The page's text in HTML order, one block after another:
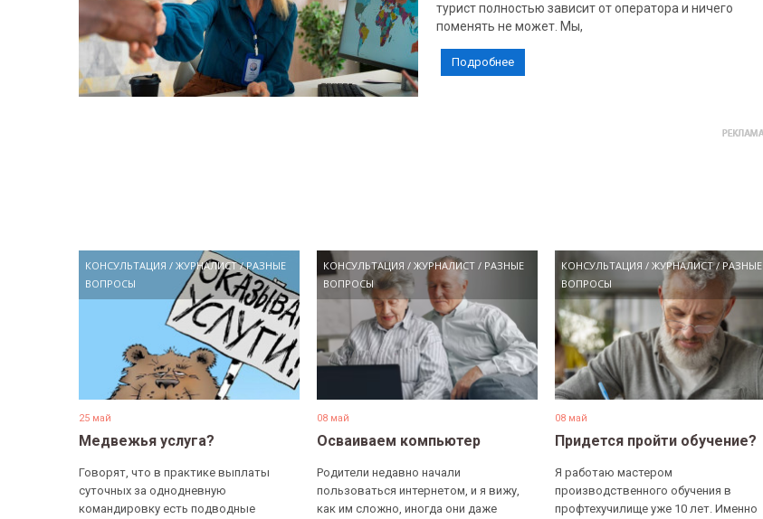
турист полностью зависит от оператора и ничего
поменять не может. Мы,
Подробнее
КОНСУЛЬТАЦИЯ / ЖУРНАЛИСТ/РАЗНЫЕ
ВОПРОСЫ
25 май
Медвежья услуга?
Говорят, что в практике выплаты
суточных за однодневную
командировку есть подводные
КОНСУЛЬТАЦИЯ /ЖУРНАЛИСТ / РАЗНЫЕ
ВОПРОСЫ
08 май
Осваиваем компьютер
Родители недавно начали
пользоваться интернетом, и я вижу,
как им сложно, иногда они даже
КОНСУЛЬТАЦИЯ /ЖУРНАЛИСТ/ РАЗНЫЕ
ВОПРОСЫ
08 май
Придется пройти обучение?
Я работаю мастером
производственного обучения в
профтехучилище уже 10 лет. Именно